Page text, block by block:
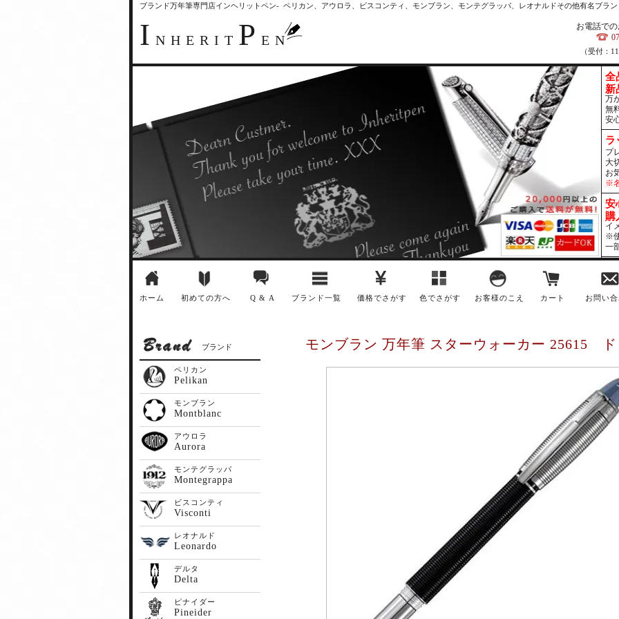
ブランド万年筆専門店インヘリットペン- ペリカン、アウロラ、ビスコンティ、モンブラン、モンテグラッパ、レオナルドその他有名ブラ
I NHERIT P EN
お電話で
（受付：
全
新
万
無
安
ラ
プ
大
お
※
安
購
イ
※
一
ホーム 初めての方へ Q & A ブランド一覧 価格でさがす 色でさがす お客様のこえ カート お問い
モンブラン 万年筆 スターウォーカー 25615
ブランド
ペリカン
Pelikan
モンブラン
Montblanc
アウロラ
Aurora
モンテグラッパ
Montegrappa
ビスコンティ
Visconti
レオナルド
Leonardo
デルタ
Delta
ピナイダー
Pineider